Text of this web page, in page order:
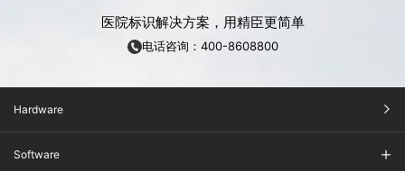
医院标识解决方案，用精臣更简单
电话咨询：400-8608800
Hardware
Software